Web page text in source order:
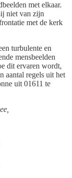
met elkaar.
niet van zijn
met de kerk
turbulente en
mensbeelden
dit ervaren wordt,
aantal regels uit het
uit 01611 te